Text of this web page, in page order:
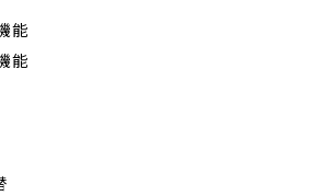
能
能